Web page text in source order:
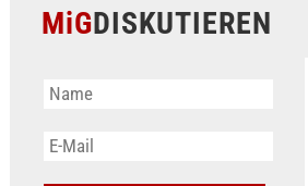
MiGDISKUTIEREN